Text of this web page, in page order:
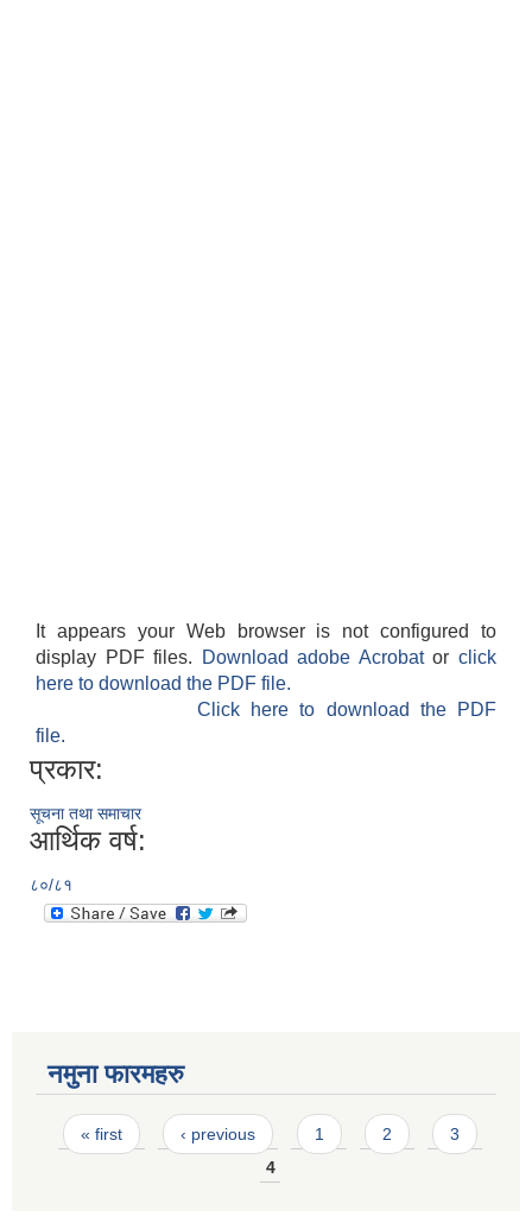
It appears your Web browser is not configured to
display PDF files.
Download adobe Acrobatorclick
here to download the PDF file.
Click here to download the PDF
file.
प्रकार:
सूचना तथा समाचार
आर्थिक वर्ष:
८०/८१
नमुना फारमहरु
Pages
« first ‹ previous 1 2
3
4